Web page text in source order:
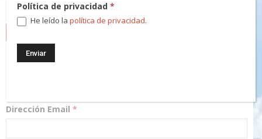
¡Regístrate! Te mantendremos informado de las novedades y
Dirección Email *
Política de privacidad*
He leído lapolítica de privacidad.